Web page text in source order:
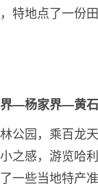
特地点了一份
—杨家界—黄
公园，乘百龙
之感，游览哈
一些当地特产